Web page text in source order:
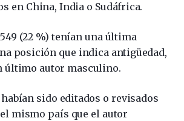
en China, India o Sudáfrica.
(22 %) tenían una última
posición que indica antigüedad,
último autor masculino.
sido editados o revisados
mismo país que el autor